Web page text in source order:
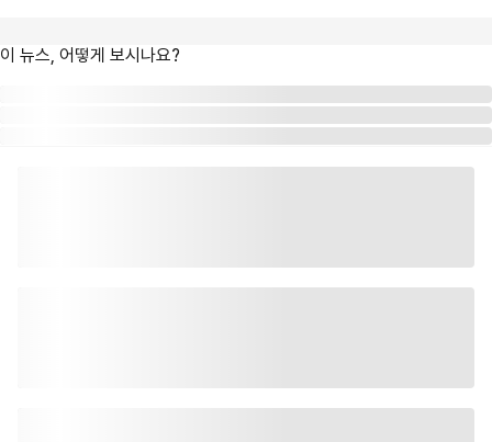
이 뉴스, 어떻게 보시나요?